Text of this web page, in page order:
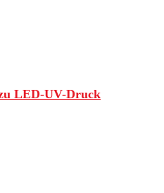
LED-UV-Druck